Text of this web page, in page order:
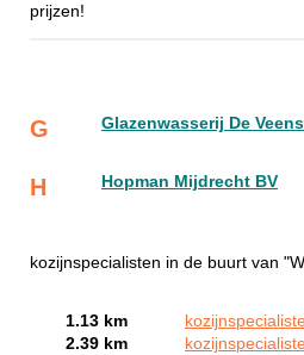
prijzen!
G Glazenwasserij De
H Hopman Mijdrecht BV
kozijnspecialisten in de buurt van
1.13 km
2.39 km